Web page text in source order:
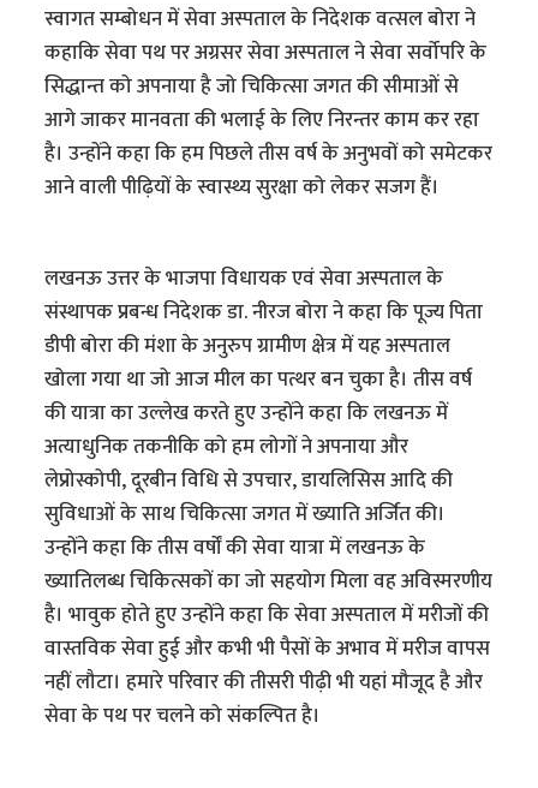
स्वागत सम्बोधन में सेवा अस्पताल के निदेशक वत्सल बोरा ने
कहाकि सेवा पथ पर अग्रसर सेवा अस्पताल ने सेवा सर्वोपरि के
सिद्धान्त को अपनाया है जो चिकित्सा जगत की सीमाओं से
आगे जाकर मानवता की भलाई के लिए निरन्तर काम कर रहा
है। उन्होंने कहा कि हम पिछले तीस वर्ष के अनुभवों को समेटकर
आने वाली पीढ़ियों के स्वास्थ्य सुरक्षा को लेकर सजग हैं।
लखनऊ उत्तर के भाजपा विधायक एवं सेवा अस्पताल के
संस्थापक प्रबन्ध निदेशक डा. नीरज बोरा ने कहा कि पूज्य पिता
डीपी बोरा की मंशा के अनुरुप ग्रामीण क्षेत्र में यह अस्पताल
खोला गया था जो आज मील का पत्थर बन चुका है। तीस वर्ष
की यात्रा का उल्लेख करते हुए उन्होंने कहा कि लखनऊ में
अत्याधुनिक तकनीकि को हम लोगों ने अपनाया और
लेप्रोस्कोपी, दूरबीन विधि से उपचार, डायलिसिस आदि की
सुविधाओं के साथ चिकित्सा जगत में ख्याति अर्जित की।
उन्होंने कहा कि तीस वर्षों की सेवा यात्रा में लखनऊ के
ख्यातिलब्ध चिकित्सकों का जो सहयोग मिला वह अविस्मरणीय
है। भावुक होते हुए उन्होंने कहा कि सेवा अस्पताल में मरीजों की
वास्तविक सेवा हुई और कभी भी पैसों के अभाव में मरीज वापस
नहीं लौटा। हमारे परिवार की तीसरी पीढ़ी भी यहां मौजूद है और
सेवा के पथ पर चलने को संकल्पित है।